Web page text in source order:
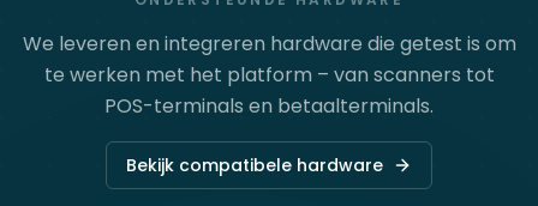
We leveren en integreren hardware die getest is om
te werken met het platform – van scanners tot
POS-terminals en betaalterminals.
Bekijk compatibele hardware